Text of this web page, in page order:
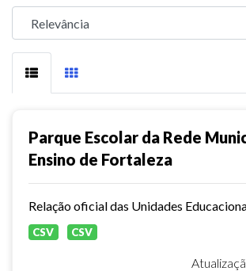
Parque Escolar da Rede
Ensino de Fortaleza
CSV CSV